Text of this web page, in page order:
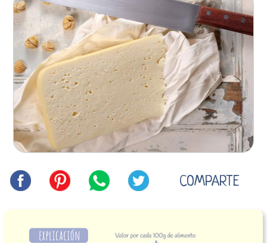
COMPARTE